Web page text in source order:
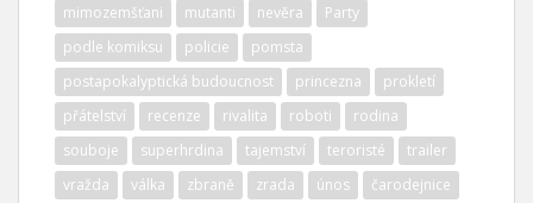
mimozemšťani
mutanti nevěra
Party
podle komiksu
policie
pomsta
postapokalyptická budoucnost
princezna
prokletí
přátelství
recenze rivalita roboti
rodina
souboje
superhrdina tajemství teroristé
trailer
vražda
válka zbraně zrada únos čarodejnice